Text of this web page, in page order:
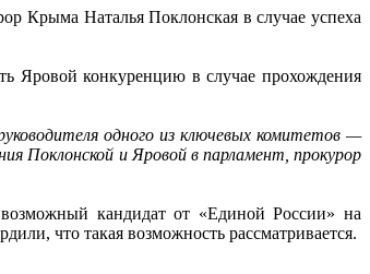
Крыма Наталья Поклонская в случае успеха
Яровой конкуренцию в случае прохождения
одного из ключевых комитетов —
Поклонской и Яровой в парламент, прокурор
кандидат от «Единой России» на
что такая возможность рассматривается.